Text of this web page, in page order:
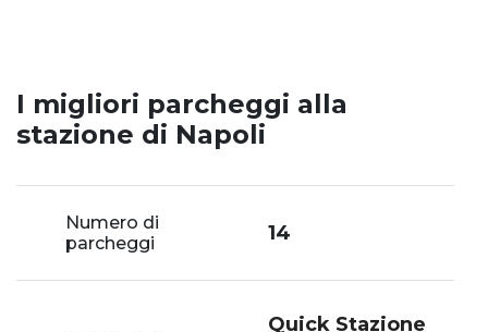
I migliori parcheggi alla
stazione di Napoli
Numero di
parcheggi
14
Quick Stazione